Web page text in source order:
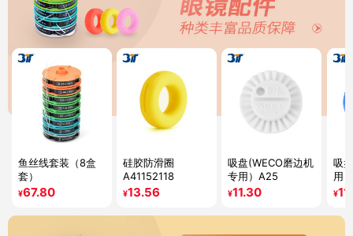
鱼丝线套装（8盒
套）
¥67.80
硅胶防滑圈
A41152118
¥13.56
吸盘(WECO磨边机
专用）A25
¥11.30
吸
用
¥